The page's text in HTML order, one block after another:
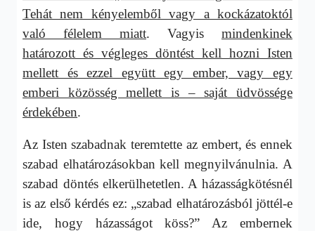
Tehát nem kényelemből vagy a kockázatoktól
való félelem miatt. Vagyis mindenkinek
határozott és végleges döntést kell hozni Isten
mellett és ezzel együtt egy ember, vagy egy
emberi közösség mellett is – saját üdvössége
érdekében.
Az Isten szabadnak teremtette az embert, és ennek
szabad elhatározásokban kell megnyilvánulnia. A
szabad döntés elkerülhetetlen. A házasságkötésnél
is az első kérdés ez: „szabad elhatározásból jöttél-e
ide, hogy házasságot köss?” Az embernek